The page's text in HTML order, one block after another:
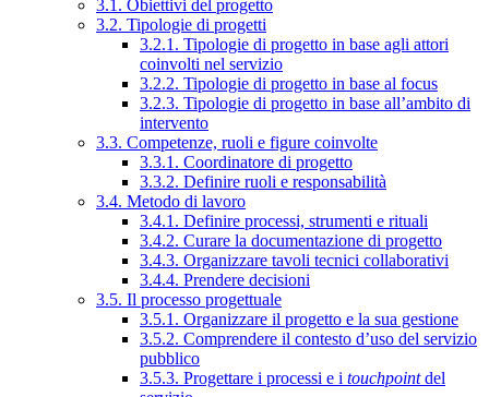
3.1. Obiettivi del progetto
3.2. Tipologie di progetti
3.2.1. Tipologie di progetto in base agli attori
coinvolti nel servizio
3.2.2. Tipologie di progetto in base al focus
3.2.3. Tipologie di progetto in base all’ambito di
intervento
3.3. Competenze, ruoli e figure coinvolte
3.3.1. Coordinatore di progetto
3.3.2. Definire ruoli e responsabilità
3.4. Metodo di lavoro
3.4.1. Definire processi, strumenti e rituali
3.4.2. Curare la documentazione di progetto
3.4.3. Organizzare tavoli tecnici collaborativi
3.4.4. Prendere decisioni
3.5. Il processo progettuale
3.5.1. Organizzare il progetto e la sua gestione
3.5.2. Comprendere il contesto d’uso del servizio
pubblico
3.5.3. Progettare i processi e i touchpointdel